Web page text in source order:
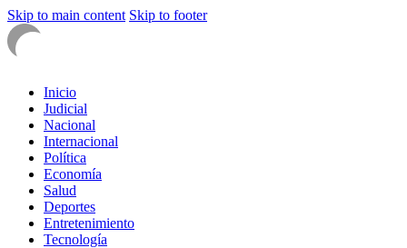
Skip to main content Skip to footer
Inicio
Judicial
Nacional
Internacional
Política
Economía
Salud
Deportes
Entretenimiento
Tecnología